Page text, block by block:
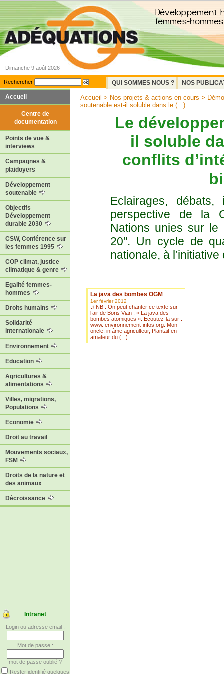
Dimanche 9 août 2026
Rechercher QUI SOMMES NOUS ?
NOS
Accueil
Centre de
documentation
Points de vue &
interviews
Campagnes &
plaidoyers
Développement
soutenable
Objectifs
Développement
durable 2030
CSW, Conférence sur
les femmes 1995
COP climat, justice
climatique & genre
Egalité femmes-
hommes
Droits humains
Solidarité
internationale
Environnement
Education
Agricultures &
alimentations
Villes, migrations,
Populations
Economie
Droit au travail
Mouvements sociaux,
FSM
Droits de la nature et
des animaux
Décroissance
Intranet
Login ou adresse email :
Mot de passe :
mot de passe oublié ?
Rester identifié quelques
Accueil > Nos projets & actions en cours >
soutenable est-il soluble dans le (...)
Le
il soluble
conflits
Eclairages,
perspective de la
Nations unies sur le
20". Un cycle de
nationale, à
La java des bombes OGM
1er février 2012
♫ NB : On peut chanter ce texte sur
l’air de Boris Vian : « La java des
bombes atomiques ». Ecoutez-la sur :
www. environnement-infos.org. Mon
oncle, infâme agriculteur, Plantait en
amateur du (...)